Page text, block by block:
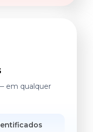
em qualquer